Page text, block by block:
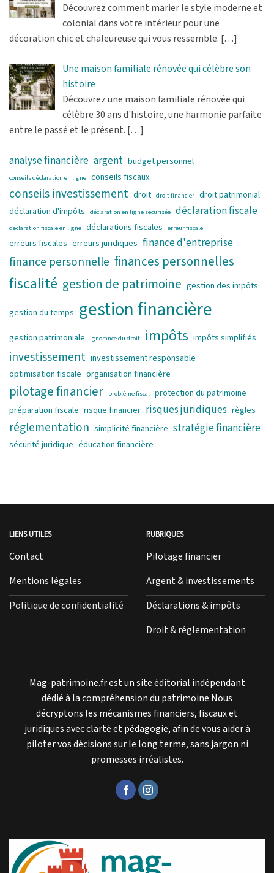
Découvrez comment marier le style moderne et
colonial dans votre intérieur pour une
décoration chic et chaleureuse qui vous ressemble. […]
Une maison familiale rénovée qui célèbre son
histoire
Découvrez une maison familiale rénovée qui
célèbre 30 ans d'histoire, une harmonie parfaite
entre le passé et le présent. […]
analyse financière argent budget personnel
conseils déclaration en ligne conseils fiscaux
conseils investissement droit droit financier droit patrimonial
déclaration d'impôts déclaration en ligne sécurisée déclaration fiscale
déclaration fiscale en ligne déclarations fiscales erreur fiscale
erreurs fiscales erreurs juridiques finance d'entreprise
finance personnelle finances personnelles
fiscalité gestion de patrimoine gestion des impôts
gestion du temps gestion financière
gestion patrimoniale ignorance du droit impôts impôts simplifiés
investissement investissement responsable
optimisation fiscale organisation financière
pilotage financier problème fiscal protection du patrimoine
préparation fiscale risque financier risques juridiques règles
réglementation simplicité financière stratégie financière
sécurité juridique éducation financière
LIENS UTILES
Contact
Mentions légales
Politique de confidentialité
RUBRIQUES
Pilotage financier
Argent & investissements
Déclarations & impôts
Droit & réglementation
Mag-patrimoine.fr est un site éditorial indépendant
dédié à la compréhension du patrimoine.Nous
décryptons les mécanismes financiers, fiscaux et
juridiques avec clarté et pédagogie, afin de vous aider à
piloter vos décisions sur le long terme, sans jargon ni
promesses irréalistes.